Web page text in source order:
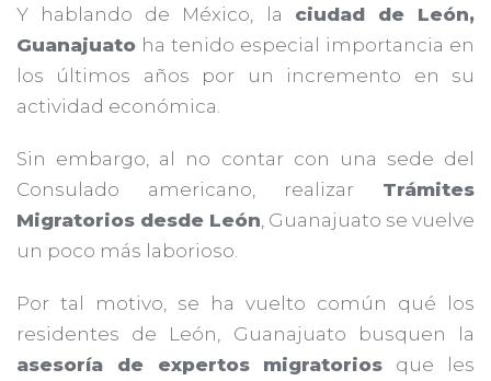
Y hablando de México, la ciudad de León,
Guanajuato ha tenido especial importancia en
los últimos años por un incremento en su
actividad económica.
Sin embargo, al no contar con una sede del
Consulado americano, realizar Trámites
Migratorios desde León, Guanajuato se vuelve
un poco más laborioso.
Por tal motivo, se ha vuelto común qué los
residentes de León, Guanajuato busquen la
asesoría de expertos migratorios que les